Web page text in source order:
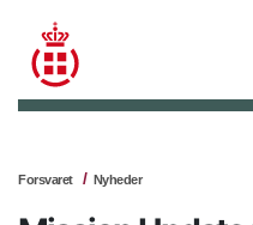
Forsvaret Nyheder